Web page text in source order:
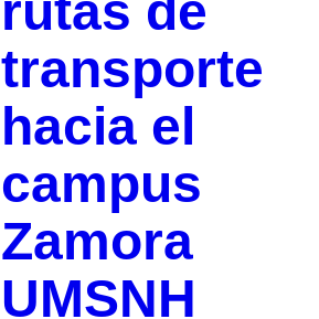
rutas de
transporte
hacia el
campus
Zamora
UMSNH